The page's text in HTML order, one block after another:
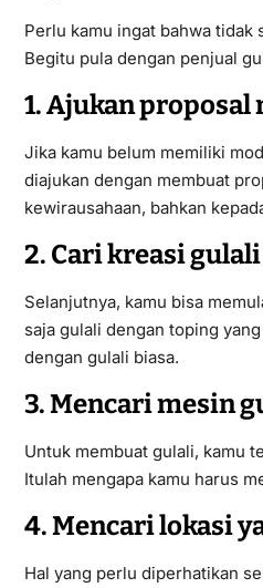
Perlu kamu ingat bahwa tidak
Begitu pula dengan penjual
1. Ajukan proposal
Jika kamu belum memiliki
diajukan dengan membuat
kewirausahaan, bahkan
2. Cari kreasi
Selanjutnya, kamu bisa
saja gulali dengan toping
dengan gulali biasa.
3. Mencari mesin
Untuk membuat gulali, kamu
Itulah mengapa kamu harus
4. Mencari lokasi
Hal yang perlu diperhatikan